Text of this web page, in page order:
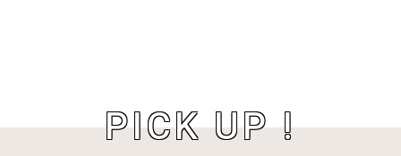
PICK UP !